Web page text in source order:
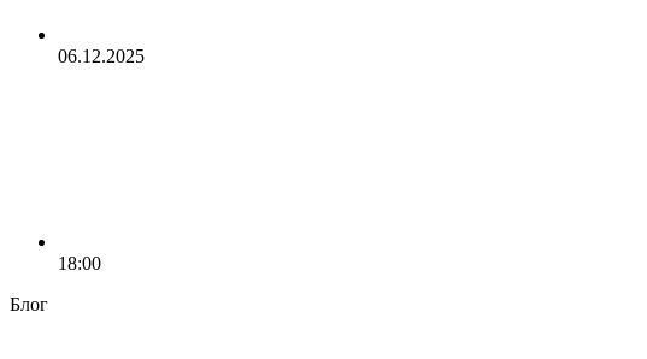
06.12.2025
18:00
Блог